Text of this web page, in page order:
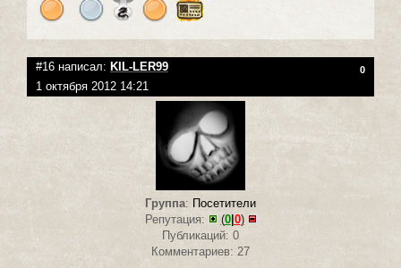
#16 написал: KIL-LER99 0
1 октября 2012 14:21
Группа: Посетители
Репутация:
(0| 0)
Публикаций: 0
Комментариев: 27